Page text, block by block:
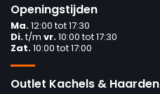
Openingstijden
Ma.12:00 tot 17:30
Di.t/m vr.10:00 tot 17:30
Zat.10:00 tot 17:00
Outlet Kachels & Haarden